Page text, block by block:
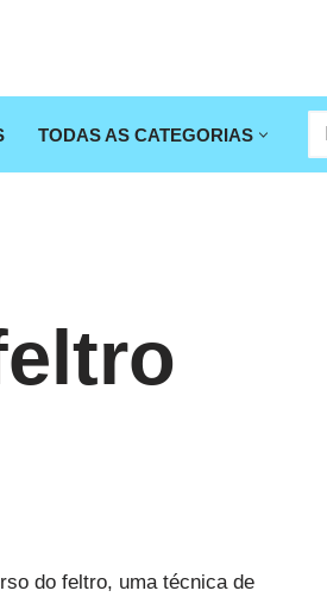
TODAS AS CATEGORIAS
do feltro, uma técnica de